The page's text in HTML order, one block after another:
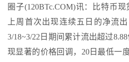
圈子(120BTc.COM)讯：比特币
上周首次出现连续五日的净流
3/18~3/22日期间累计流出超过
现显著的价格回调，20日最低一